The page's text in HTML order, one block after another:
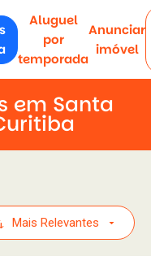
Aluguel
por
temporada
Anunciar
imóvel
em Santa
Mais Relevantes arrow_drop_down